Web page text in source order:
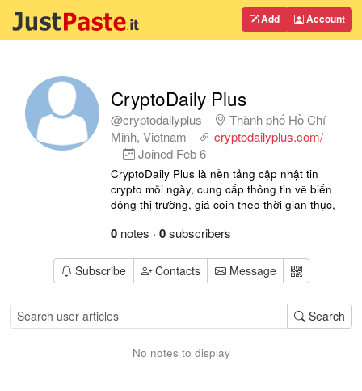
Add Account
CryptoDaily Plus
@cryptodailyplus
Thành phố Hồ Chí
Minh, Vietnam
cryptodailyplus.com/
Joined Feb 6
CryptoDaily Plus là nền tảng cập nhật tin
crypto mỗi ngày, cung cấp thông tin về biến
động thị trường, giá coin theo thời gian thực,
0 notes · 0subscribers
Subscribe Contacts Message
Search
No notes to display